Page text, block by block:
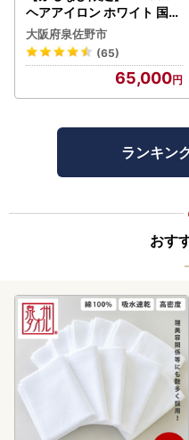
ヘアアイロン ホワイト 国内
製造 FN-Limited-PR
大阪府泉佐野市
(65)
65,000
ランキン
おす